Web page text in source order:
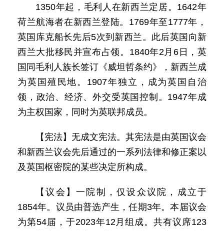
1350年起，毛利人在新西兰定居。1642年
荷兰航海者在新西兰登陆。1769年至1777年，
英国库克船长先后5次到新西兰。此后英国向新
西兰大批移民并宣布占领。1840年2月6日，英
国同毛利人族长签订《威坦哲条约》，新西兰成
为英国殖民地。1907年独立，成为英国自治
领，政治、经济、外交受英国控制。1947年成
为主权国家，同时为英联邦成员。
【宪法】无成文宪法。其宪法是由英国议会
和新西兰议会先后通过的一系列法律和修正案以
及英国枢密院的某些决定所构成。
【议会】一院制，仅设众议院，成立于
1854年。议员由普选产生，任期3年。本届议会
为第54届，于2023年12月组成。共有议席123